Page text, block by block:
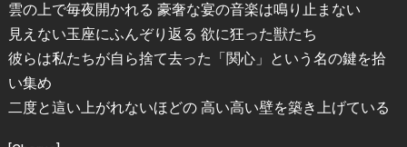
雲の上で毎夜開かれる 豪奢な宴の音楽は鳴り止まない
見えない玉座にふんぞり返る 欲に狂った獣たち
彼らは私たちが自ら捨て去った「関心」という名の鍵を拾
い集め
二度と這い上がれないほどの 高い高い壁を築き上げている